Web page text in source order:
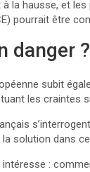
la hausse, et
pourrait être
danger ?
subit
les craintes
solution dans
: